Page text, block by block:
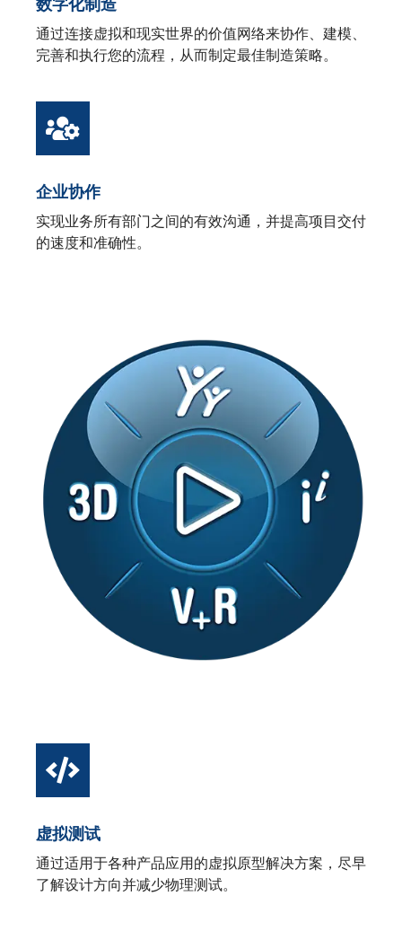
数字化制造
通过连接虚拟和现实世界的价值网络来协作、建模、
完善和执行您的流程，从而制定最佳制造策略。
企业协作
实现业务所有部门之间的有效沟通，并提高项目交付
的速度和准确性。
虚拟测试
通过适用于各种产品应用的虚拟原型解决方案，尽早
了解设计方向并减少物理测试。